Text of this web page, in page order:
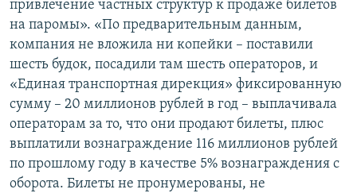
привлечение частных структур к продаже билетов
на паромы». «По предварительным данным,
компания не вложила ни копейки – поставили
шесть будок, посадили там шесть операторов, и
«Единая транспортная дирекция» фиксированную
сумму – 20 миллионов рублей в год – выплачивала
операторам за то, что они продают билеты, плюс
выплатили вознаграждение 116 миллионов рублей
по прошлому году в качестве 5% вознаграждения с
оборота. Билеты не пронумерованы, не